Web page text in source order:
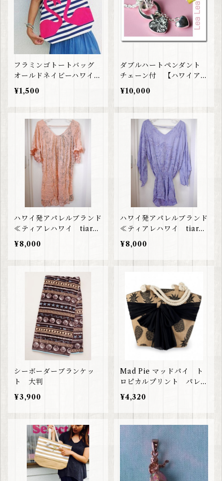
フラミンゴトートバッグ
オールドネイビーハワイ限
定デザイン
¥1,500
ダブルハートペンダント
チェーン付 【ハワイアン
ジュエリー】
¥10,000
ハワイ発アパレルブランド
≪ティアレハワイ tiare
hawaii≫ サーモンピン
クワンピース
¥8,000
ハワイ発アパレルブランド
≪ティアレハワイ tiare
hawaii≫タイダイパープ
ルワンピース
¥8,000
シーボーダーブランケッ
ト 大判
¥3,900
Mad Pie マッドパイ ト
ロピカルプリント パレオ
付きトートバッグ
¥4,320